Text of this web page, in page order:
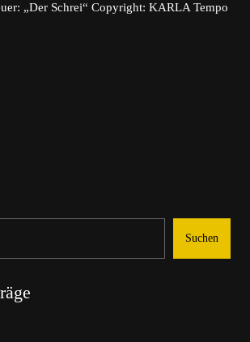
„Der Schrei“ Copyright: KARLA Tempo
Suchen